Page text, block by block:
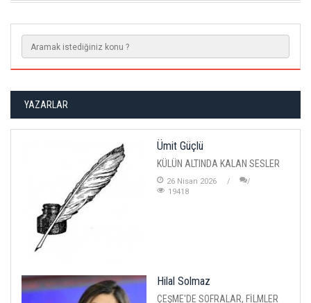
YAZARLAR
Ümit Güçlü
KÜLÜN ALTINDA KALAN SESLER
26 Nisan 2026
19418
Hilal Solmaz
ÇEŞME'DE SOFRALAR, FİLMLER